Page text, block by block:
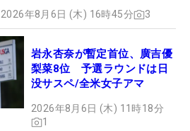
2026年8月6日 (木) 16時45分 3
岩永杏奈が暫定首位、廣吉優
梨菜8位 予選ラウンドは日
没サスペ/全米女子アマ
2026年8月6日 (木) 11時18分
1